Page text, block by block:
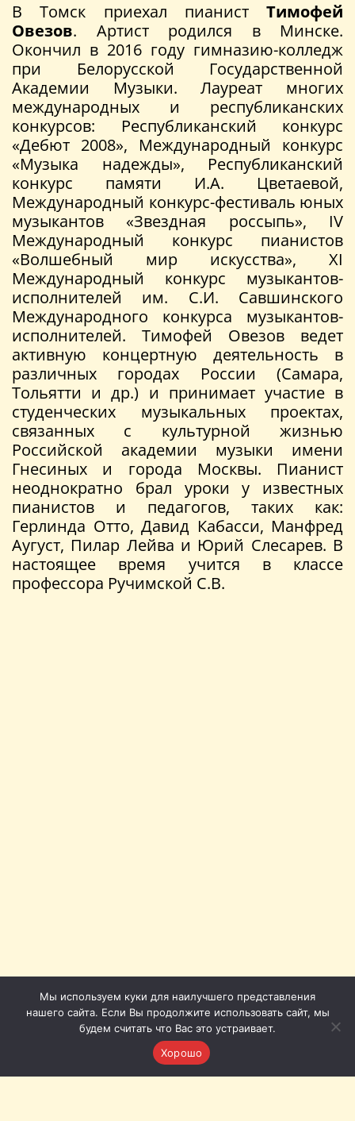
В Томск приехал пианист Тимофей
Овезов. Артист родился в Минске.
Окончил в 2016 году гимназию-колледж
при Белорусской Государственной
Академии Музыки. Лауреат многих
международных и республиканских
конкурсов: Республиканский конкурс
«Дебют 2008», Международный конкурс
«Музыка надежды», Республиканский
конкурс памяти И.А. Цветаевой,
Международный конкурс-фестиваль юных
музыкантов «Звездная россыпь», IV
Международный конкурс пианистов
«Волшебный мир искусства», XI
Международный конкурс музыкантов-
исполнителей им. С.И. Савшинского
Международного конкурса музыкантов-
исполнителей. Тимофей Овезов ведет
активную концертную деятельность в
различных городах России (Самара,
Тольятти и др.) и принимает участие в
студенческих музыкальных проектах,
связанных с культурной жизнью
Российской академии музыки имени
Гнесиных и города Москвы. Пианист
неоднократно брал уроки у известных
пианистов и педагогов, таких как:
Герлинда Отто, Давид Кабасси, Манфред
Аугуст, Пилар Лейва и Юрий Слесарев. В
настоящее время учится в классе
профессора Ручимской С.В.
Мы используем куки для наилучшего представления
нашего сайта. Если Вы продолжите использовать сайт, мы
будем считать что Вас это устраивает.
Хорошо